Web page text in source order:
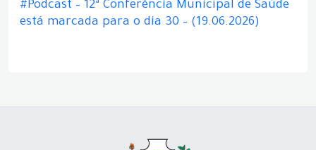
#Podcast – 12ª Conferência Municipal de Saúde
está marcada para o dia 30 – (19.06.2026)